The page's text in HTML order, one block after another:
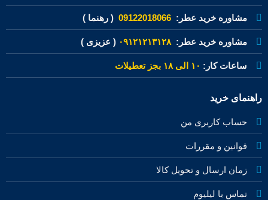
مشاوره خرید عطر: 09122018066 ( رهنما )
مشاوره خرید عطر: ۰۹۱۲۱۲۱۳۱۲۸ ( عزیزی )
ساعات کار: ۱۰ الی ۱۸ بجز تعطیلات
راهنمای خرید
حساب کاربری من
قوانین و مقررات
زمان ارسال و تحویل کالا
تماس با لیلیوم